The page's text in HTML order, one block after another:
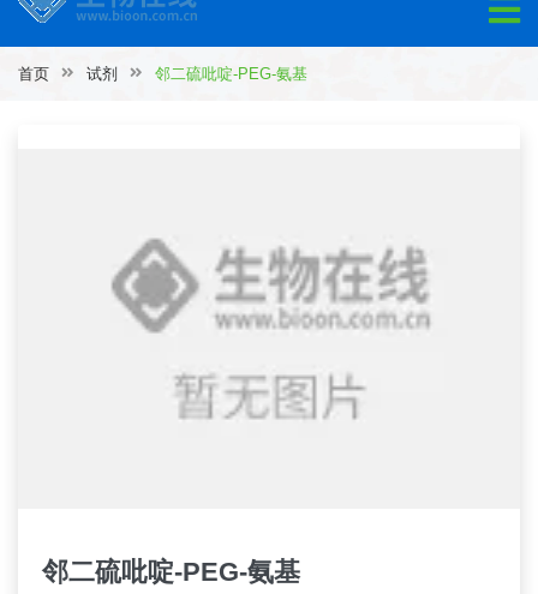
首页 试剂 邻二硫吡啶-PEG-氨基
邻二硫吡啶-PEG-氨基